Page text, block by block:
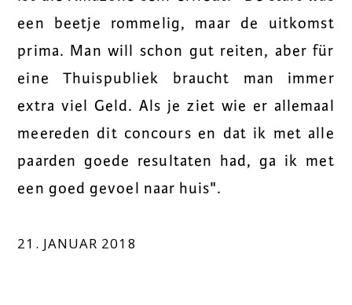
een beetje rommelig, maar de uitkomst
prima. Man will schon gut reiten, aber für
eine Thuispubliek braucht man immer
extra viel Geld. Als je ziet wie er allemaal
meereden dit concours en dat ik met alle
paarden goede resultaten had, ga ik met
een goed gevoel naar huis".
21. JANUAR 2018